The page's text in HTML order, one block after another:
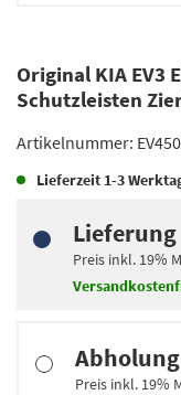
Original KIA EV3
Schutzleisten
Artikelnummer:
Lieferzeit 1-3
Lieferung
Preis inkl. 19%
Abholung
Preis inkl. 19%